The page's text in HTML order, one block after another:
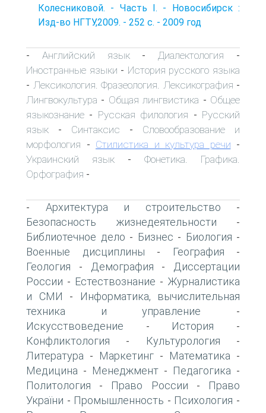
Колесниковой. - Часть I. - Новосибирск :
Изд-во НГТУ,2009. - 252 с. - 2009 год
- Английский язык- Диалектология -
Иностранные языки - История русского языка
- Лексикология. Фразеология. Лексикография -
Лингвокультура - Общая лингвистика - Общее
языкознание - Русская филология - Русский
язык - Синтаксис - Словообразование и
морфология - Стилистика и культура речи -
Украинский язык - Фонетика. Графика.
Орфография -
- Архитектура и строительство -
Безопасность жизнедеятельности -
Библиотечное дело - Бизнес - Биология -
Военные дисциплины - География -
Геология - Демография -
Диссертации
России - Естествознание - Журналистика
и СМИ -
Информатика, вычислительная
техника и управление -
Искусствоведение - История -
Конфликтология - Культурология -
Литература - Маркетинг - Математика -
Медицина - Менеджмент - Педагогика -
Политология - Право России -
Право
України - Промышленность - Психология -